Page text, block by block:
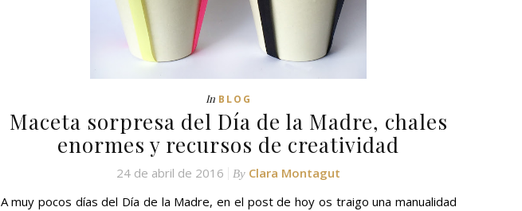
In BLOG
Maceta sorpresa del Día de la Madre, chales
enormes y recursos de creatividad
24 de abril de 2016 By Clara Montagut
A muy pocos días del Día de la Madre, en el post de hoy os traigo una manualidad